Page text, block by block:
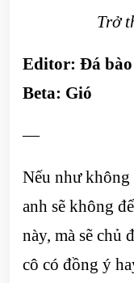
Trở
Editor: Đá bào
Beta: Gió
—
Nếu như
anh sẽ không
này, mà sẽ chủ
cô có đồng ý